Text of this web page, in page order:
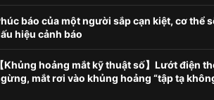
báo của một người sắp cạn kiệt, cơ thể
hiệu cảnh báo
【Khủng hoảng mắt kỹ thuật số】Lướt điện
mắt rơi vào khủng hoảng “tập tạ